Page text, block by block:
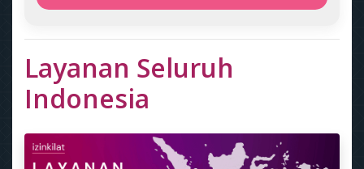
Layanan Seluruh
Indonesia